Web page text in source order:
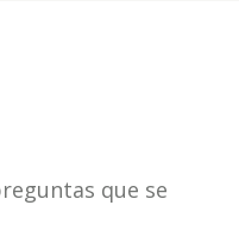
que se